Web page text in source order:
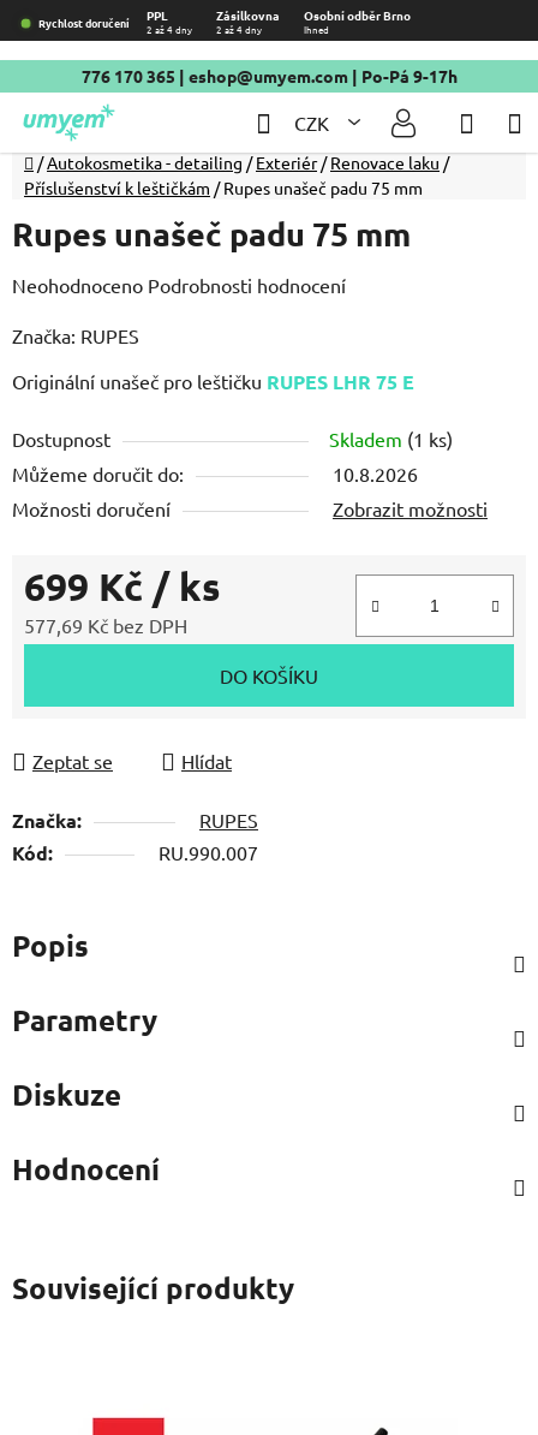
Přejít
na
obsah
Rychlost doručení PPL Zásilkovna Osobní odběr Brno
2 až 4 dny 2 až 4 dny Ihned
776 170 365 | eshop@umyem.com| Po-Pá 9-17h
CZK
Hledat
Domů
/Autokosmetika - detailing / Exteriér / Renovace laku /
Příslušenství k leštičkám / Rupes unašeč padu 75 mm
Originální unašeč pro leštičku RUPES LHR 75 E
Dostupnost Skladem (1 ks)
Můžeme doručit do:
10.8.2026
Možnosti doručení
Zobrazit možnosti
699 Kč / ks
577,69 Kč bez DPH
DO KOŠÍKU
Zeptat se Hlídat
Značka: RUPES
Kód: RU.990.007
Rupes unašeč padu 75 mm
Průměrné
produktu
je
z
5
hvězdiček.
Neohodnoceno Podrobnosti hodnocení
Značka: RUPES
Popis
Parametry
Diskuze
Hodnocení
Související produkty